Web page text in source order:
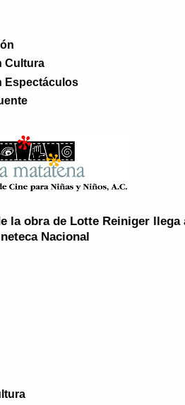
Cultura
Espectáculos
la obra de Lotte Reiniger llega
Nacional